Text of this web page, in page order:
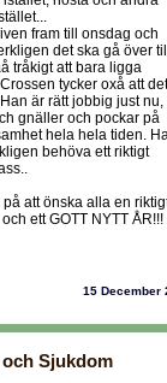
fram till onsdag och
det ska gå över
tråkigt att bara ligga
tycker oxå att
är rätt jobbig just nu,
gnäller och pockar på
hela hela tiden.
behöva ett riktigt
att önska alla en
ett GOTT NYTT ÅR!!!
15 December
Sjukdom